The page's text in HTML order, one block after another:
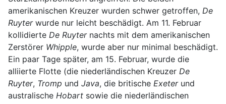
amerikanischen Kreuzer wurden schwer getroffen, De
Ruyterwurde nur leicht beschädigt. Am 11. Februar
kollidierte De Ruyternachts mit dem amerikanischen
Zerstörer Whipple, wurde aber nur minimal beschädigt.
Ein paar Tage später, am 15. Februar, wurde die
alliierte Flotte (die niederländischen Kreuzer De
Ruyter, Tromp und Java, die britische Exeterund
australische Hobart sowie die niederländischen